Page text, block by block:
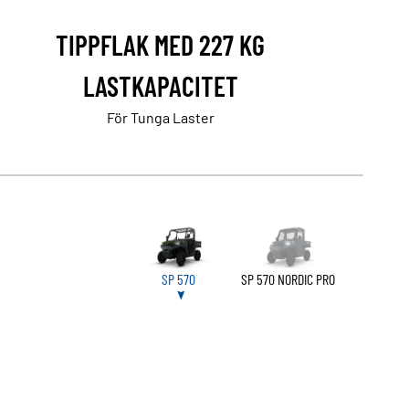
TIPPFLAK MED 227 KG
LASTKAPACITET
För Tunga Laster
SP 570 SP 570 NORDIC PRO